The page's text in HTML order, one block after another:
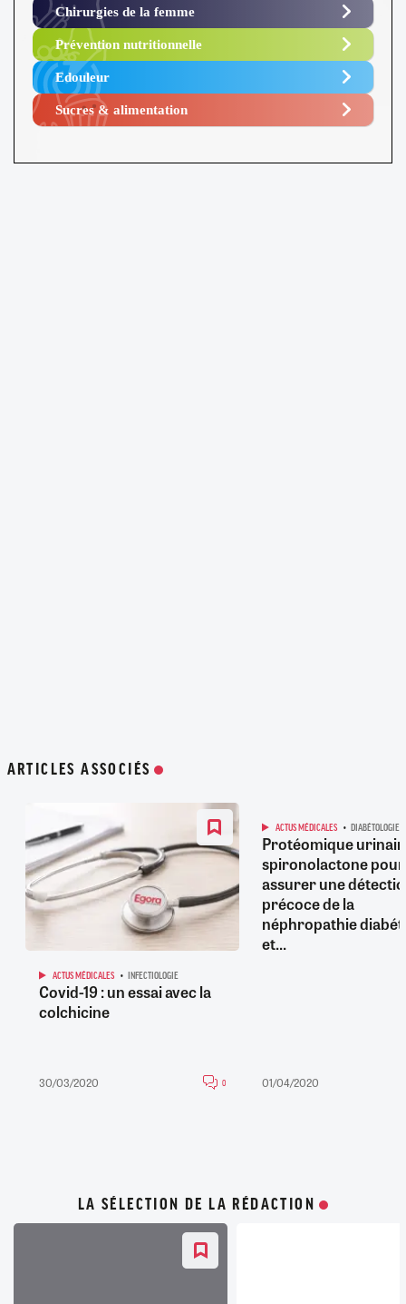
Chirurgies de la femme
Prévention nutritionnelle
Edouleur​
Sucres & alimentation​
ARTICLES ASSOCIÉS
ACTUS MÉDICALES INFECTIOLOGIE
Covid-19 : un essai avec la
colchicine
30/03/2020 0
ACTUS MÉDICALES DIABÉTOLOGIE
Protéomique
spironolactone pour
assurer une
précoce de la
néphropathie
et...
01/04/2020
LA SÉLECTION DE LA RÉDACTION